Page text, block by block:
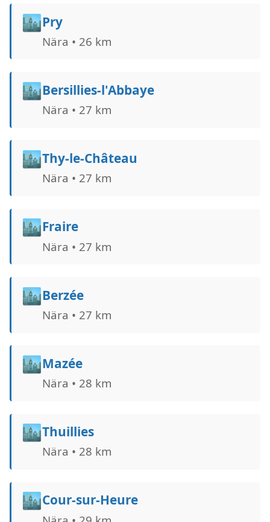
🏙️Pry
Nära • 26 km
🏙️Bersillies-l'Abbaye
Nära • 27 km
🏙️Thy-le-Château
Nära • 27 km
🏙️Fraire
Nära • 27 km
🏙️Berzée
Nära • 27 km
🏙️Mazée
Nära • 28 km
🏙️Thuillies
Nära • 28 km
🏙️Cour-sur-Heure